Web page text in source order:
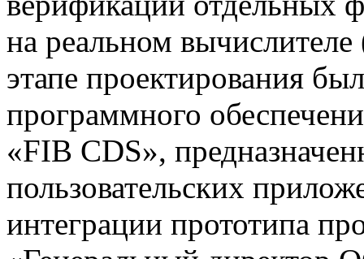
на реальном
этапе проектирования
программного
«FIB CDS»,
пользовательских
интеграции прототипа